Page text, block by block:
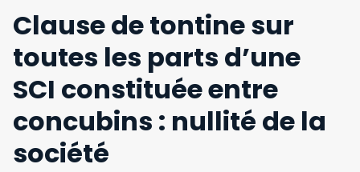
Clause de tontine sur
toutes les parts d’une
SCI constituée entre
concubins : nullité de la
société